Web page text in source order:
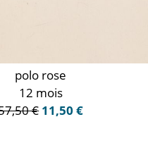
polo rose
12 mois
€ 11,50 €